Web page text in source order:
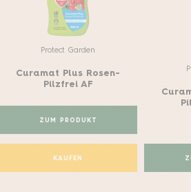
Protect Garden
Curamat Plus Rosen-
Pilzfrei AF
ZUM PRODUKT
KAUFEN